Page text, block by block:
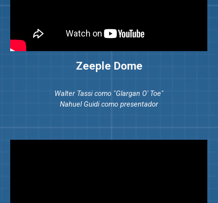
Zeeple Dome
Walter Tassi como "Glargan O' Toe"
Nahuel Guidi como presentador